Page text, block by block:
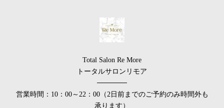
Total Salon Re More
トータルサロンリモア
──────
営業時間：10：00～22：00（2日前までのご予約のみ時間外も
承ります）